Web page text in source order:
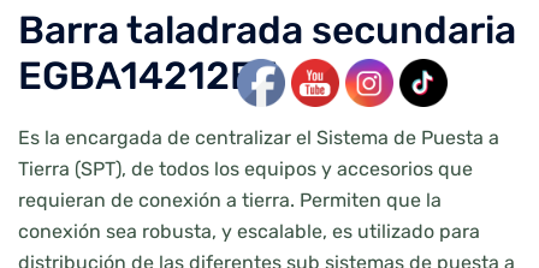
Barra taladrada secundaria
EGBA14212EE
Es la encargada de centralizar el Sistema de Puesta a
Tierra (SPT), de todos los equipos y accesorios que
requieran de conexión a tierra. Permiten que la
conexión sea robusta, y escalable, es utilizado para
distribución de las diferentes sub sistemas de puesta a